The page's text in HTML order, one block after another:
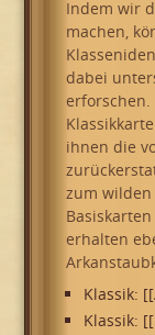
Indem wir
machen,
dabei
ihnen die
zum wilden
erhalten
Klassik:
Klassik: